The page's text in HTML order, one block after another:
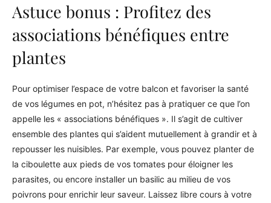
Astuce bonus : Profitez des
associations bénéfiques entre
plantes
Pour optimiser l’espace de votre balcon et favoriser la santé
de vos légumes en pot, n’hésitez pas à pratiquer ce que l’on
appelle les « associations bénéfiques ». Il s’agit de cultiver
ensemble des plantes qui s’aident mutuellement à grandir et à
repousser les nuisibles. Par exemple, vous pouvez planter de
la ciboulette aux pieds de vos tomates pour éloigner les
parasites, ou encore installer un basilic au milieu de vos
poivrons pour enrichir leur saveur. Laissez libre cours à votre